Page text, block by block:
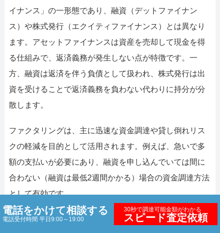
イナンス」の一形態であり、融資（デットファイナン
ス）や株式発行（エクイティファイナンス）とは異なり
ます。アセットファイナンスは資産を売却して現金を得
る仕組みで、返済義務が発生しない点が特徴です。一
方、融資は返済を伴う負債として扱われ、株式発行は出
資を受けることで返済義務を負わない代わりに持分が分
散します。
ファクタリングは、主に迅速な資金調達や貸し倒れリス
クの軽減を目的として活用されます。例えば、急いで多
額の支払いが必要にあり、融資を申し込んでいては間に
合わない（融資は最低2週間かかる）場合の資金調達方法
として有効です。
また、取引先の経営状況が悪化し売掛債権（売掛金）の
電話をかけて相談する
電話受付時間 平日9:00～19:00
30秒で調達可能金額がわかる
スピード査定依頼